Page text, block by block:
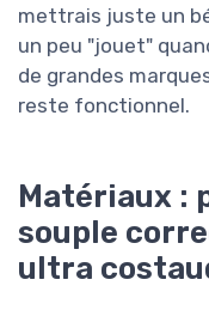
mettrais juste un
un peu "jouet"
de grandes
reste fonctionnel.
Matériaux :
souple
ultra